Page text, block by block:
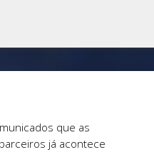
que as
já acontece